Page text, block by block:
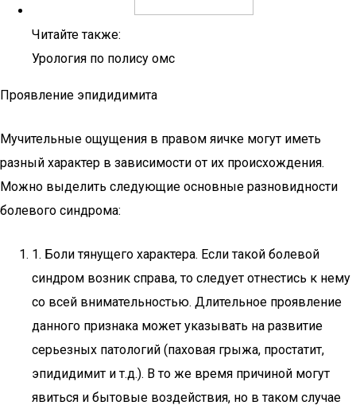
Читайте также:
Урология по полису омс
Проявление эпидидимита
Мучительные ощущения в правом яичке могут иметь
разный характер в зависимости от их происхождения.
Можно выделить следующие основные разновидности
болевого синдрома:
1. Боли тянущего характера. Если такой болевой
синдром возник справа, то следует отнестись к нему
со всей внимательностью. Длительное проявление
данного признака может указывать на развитие
серьезных патологий (паховая грыжа, простатит,
эпидидимит и т.д.). В то же время причиной могут
явиться и бытовые воздействия, но в таком случае